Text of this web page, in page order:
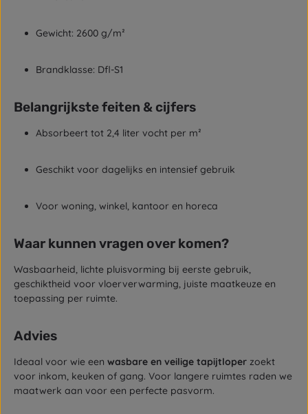
Gewicht: 2600 g/m²
Brandklasse: Dfl-S1
Belangrijkste feiten & cijfers
Absorbeert tot 2,4 liter vocht per m²
Geschikt voor dagelijks en intensief gebruik
Voor woning, winkel, kantoor en horeca
Waar kunnen vragen over komen?
Wasbaarheid, lichte pluisvorming bij eerste gebruik,
geschiktheid voor vloerverwarming, juiste maatkeuze en
toepassing per ruimte.
Advies
Ideaal voor wie een wasbare en veilige tapijtloper zoekt
voor inkom, keuken of gang. Voor langere ruimtes raden we
maatwerk aan voor een perfecte pasvorm.